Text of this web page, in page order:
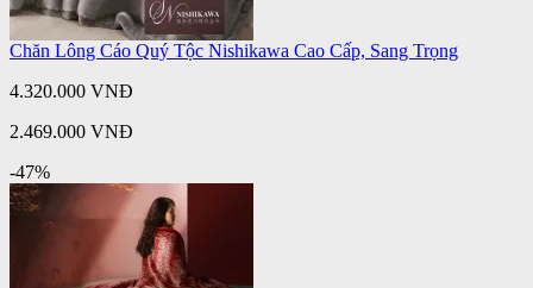
Chăn Lông Cáo Quý Tộc Nishikawa Cao Cấp, Sang Trọng
4.320.000 VNĐ
2.469.000 VNĐ
-47%